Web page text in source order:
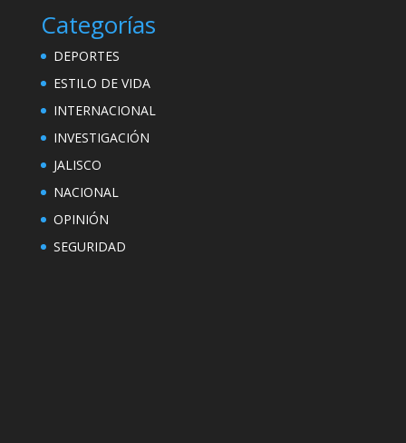
Categorías
DEPORTES
ESTILO DE VIDA
INTERNACIONAL
INVESTIGACIÓN
JALISCO
NACIONAL
OPINIÓN
SEGURIDAD